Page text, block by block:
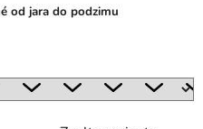
od jara do podzimu